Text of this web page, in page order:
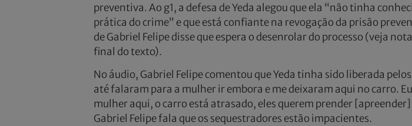
preventiva. Ao g1, a defesa de Yeda alegou que ela “não tinha
prática do crime” e que está confiante na revogação da prisão
de Gabriel Felipe disse que espera o desenrolar do processo (veja
final do texto).
No áudio, Gabriel Felipe comentou que Yeda tinha sido liberada
até falaram para a mulher ir embora e me deixaram aqui no carro.
mulher aqui, o carro está atrasado, eles querem prender
Gabriel Felipe fala que os sequestradores estão impacientes.